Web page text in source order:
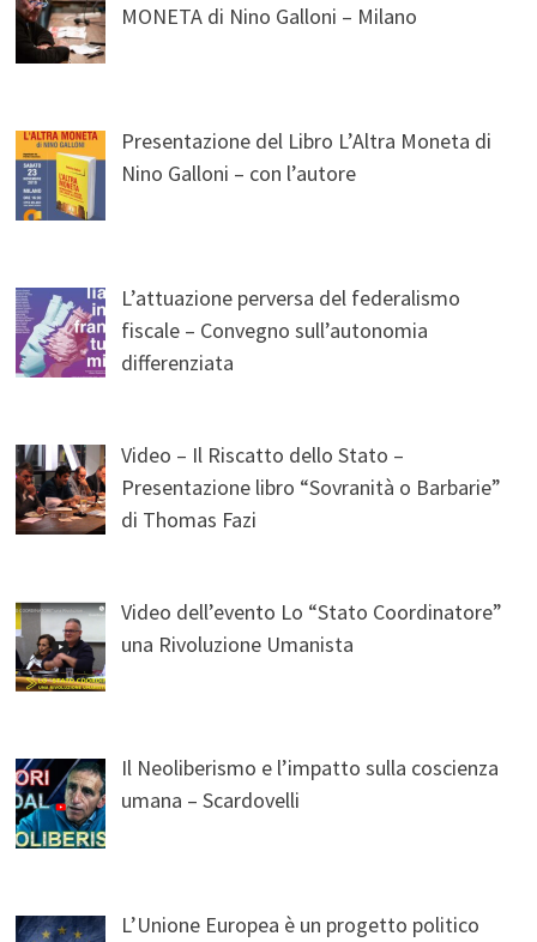
MONETA di Nino Galloni – Milano
Presentazione del Libro L’Altra Moneta di
Nino Galloni – con l’autore
L’attuazione perversa del federalismo
fiscale – Convegno sull’autonomia
differenziata
Video – Il Riscatto dello Stato –
Presentazione libro “Sovranità o Barbarie”
di Thomas Fazi
Video dell’evento Lo “Stato Coordinatore”
una Rivoluzione Umanista
Il Neoliberismo e l’impatto sulla coscienza
umana – Scardovelli
L’Unione Europea è un progetto politico